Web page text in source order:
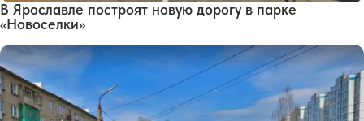
В Ярославле построят новую дорогу в парке
«Новоселки»